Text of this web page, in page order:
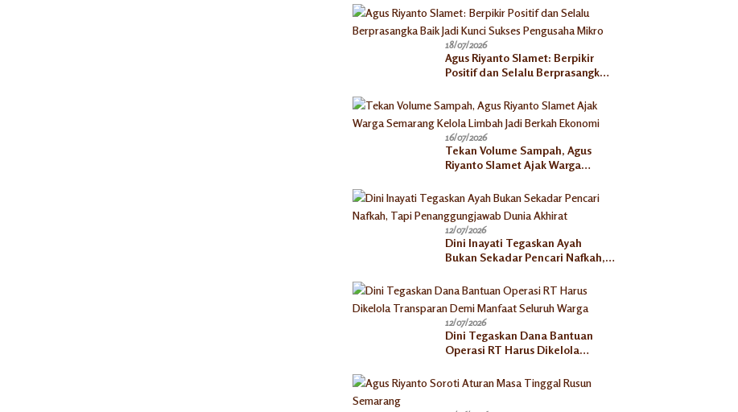
Kesejahteraan Keluarga
18/07/2026
Agus Riyanto Slamet: Berpikir
Positif dan Selalu Berprasangka
Pengusaha Mikro
16/07/2026
Tekan Volume Sampah, Agus
Riyanto Slamet Ajak Warga
Berkah Ekonomi
12/07/2026
Dini Inayati Tegaskan Ayah
Bukan Sekadar Pencari Nafkah,
Akhirat
12/07/2026
Dini Tegaskan Dana Bantuan
Operasi RT Harus Dikelola
Seluruh Warga